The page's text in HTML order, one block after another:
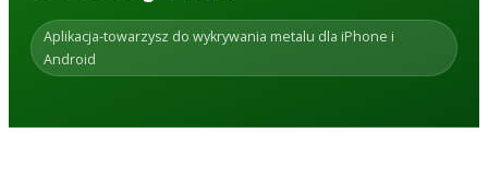
Aplikacja-towarzysz do wykrywania metalu dla iPhone i
Android